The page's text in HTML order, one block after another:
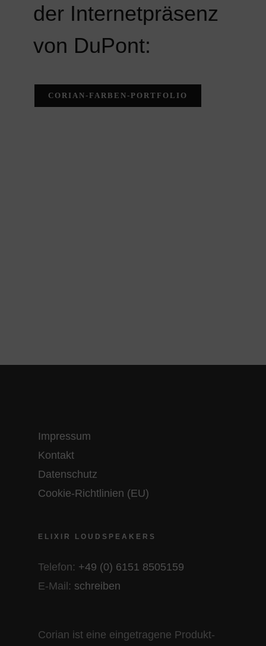
der Internetpräsenz
von DuPont:
CORIAN-FARBEN-PORTFOLIO
Impressum
Kontakt
Datenschutz
Cookie-Richtlinien (EU)
ELIXIR LOUDSPEAKERS
Telefon: +49 (0) 6151 8505159
E-Mail: schreiben
Corian ist eine eingetragene Produkt-